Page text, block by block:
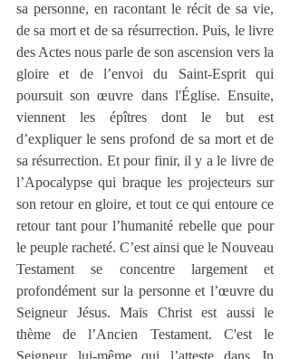
sa personne, en racontant le récit de sa vie,
de sa mort et de sa résurrection. Puis, le livre
des Actes nous parle de son ascension vers la
gloire et de l’envoi du Saint-Esprit qui
poursuit son œuvre dans l'Église. Ensuite,
viennent les épîtres dont le but est
d’expliquer le sens profond de sa mort et de
sa résurrection. Et pour finir, il y a le livre de
l’Apocalypse qui braque les projecteurs sur
son retour en gloire, et tout ce qui entoure ce
retour tant pour l’humanité rebelle que pour
le peuple racheté. C’est ainsi que le Nouveau
Testament se concentre largement et
profondément sur la personne et l’œuvre du
Seigneur Jésus. Mais Christ est aussi le
thème de l’Ancien Testament. C'est le